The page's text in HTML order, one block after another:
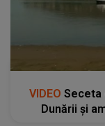
VIDEO Seceta
Dunării și